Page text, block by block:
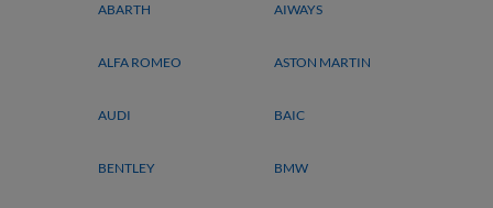
ABARTH AIWAYS
ALFA ROMEO ASTON MARTIN
AUDI BAIC
BENTLEY BMW